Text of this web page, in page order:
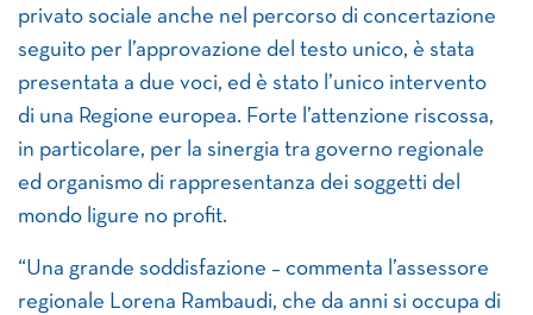
privato sociale anche nel percorso di concertazione
seguito per l’approvazione del testo unico, è stata
presentata a due voci, ed è stato l’unico intervento
di una Regione europea. Forte l’attenzione riscossa,
in particolare, per la sinergia tra governo regionale
ed organismo di rappresentanza dei soggetti del
mondo ligure no profit.
“Una grande soddisfazione – commenta l’assessore
regionale Lorena Rambaudi, che da anni si occupa di